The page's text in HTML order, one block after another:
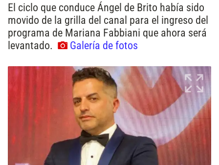
El ciclo que conduce Ángel de Brito había sido
movido de la grilla del canal para el ingreso del
programa de Mariana Fabbiani que ahora será
levantado.
Galería de fotos